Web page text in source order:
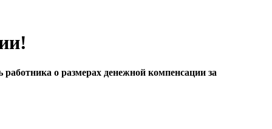
о размерах денежной компенсации за